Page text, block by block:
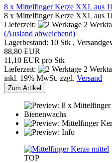
8 x Mittelfinger Kerze XXL aus
8 x Mittelfinger Kerze XXL aus
Lieferzeit:
2
(Ausland abweichend)
Lagerbestand: 10 Stk ,
88,80 EUR
11,10 EUR pro Stk
Lieferzeit:
2
inkl. 19% MwSt. zzgl. Versand
Zum Artikel
TOP